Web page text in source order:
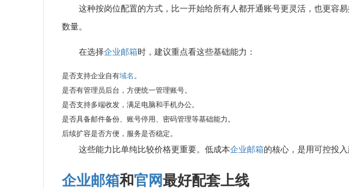
这种按岗位配置的方式，比一开始给所有人都开通账号更灵活，也更容
数量。
在选择企业邮箱时，建议重点看这些基础能力：
是否支持企业自有域名 。
是否有管理员后台，方便统一管理账号。
是否支持多端收发，满足电脑和手机办公。
是否具备邮件备份、账号停用、密码管理等基础能力。
后续扩容是否方便，服务是否稳定。
这些能力比单纯比较价格更重要。低成本企业邮箱的核心，是用可控投
企业邮箱和官网最好配套上线